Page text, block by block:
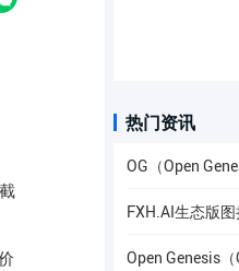
截
热门资讯